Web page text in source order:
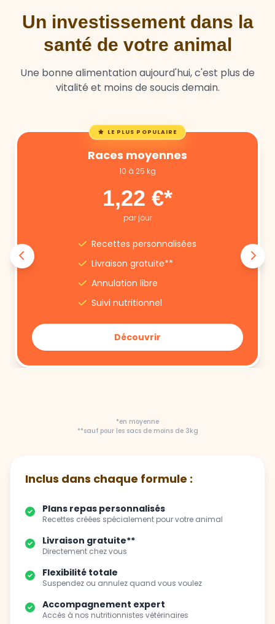
Un investissement dans la
santé de votre animal
Une bonne alimentation aujourd'hui, c'est plus de
vitalité et moins de soucis demain.
LE PLUS POPULAIRE
Races moyennes
10 à 25 kg
1,22 €*
par jour
Recettes personnalisées
Livraison gratuite**
Annulation libre
Suivi nutritionnel
Découvrir
*en moyenne
**sauf pour les sacs de moins de 3kg
Inclus dans chaque formule :
Plans repas personnalisés
Recettes créées spécialement pour votre animal
Livraison gratuite**
Directement chez vous
Flexibilité totale
Suspendez ou annulez quand vous voulez
Accompagnement expert
Accès à nos nutritionnistes vétérinaires